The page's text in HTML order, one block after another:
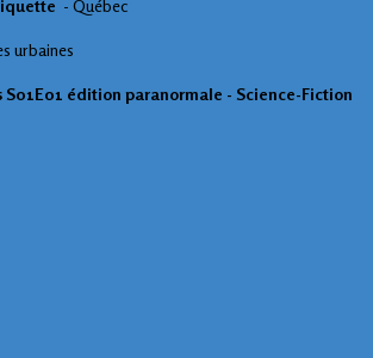
- Québec
S01E01 édition paranormale - Science-Fiction